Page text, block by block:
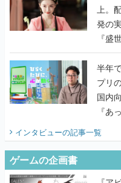
うこ
半年で
プリ
国内
『あ
てみ
インタビューの記事一覧
『ア
な開
る